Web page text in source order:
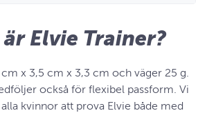
Elvie Trainer?
cm x 3,5 cm x 3,3 cm och väger 25 g.
också för flexibel passform. Vi
kvinnor att prova Elvie både med